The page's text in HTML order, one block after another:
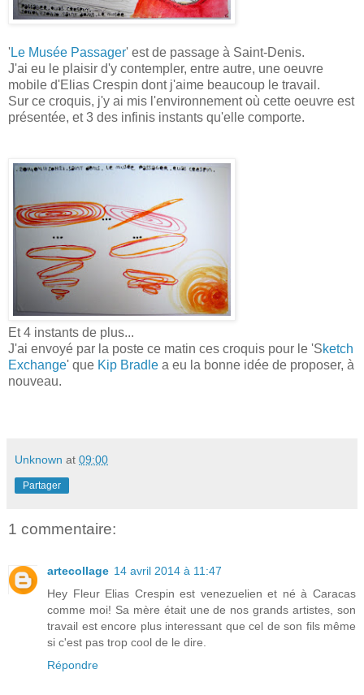
'Le Musée Passager' est de passage à Saint-Denis.
J'ai eu le plaisir d'y contempler, entre autre, une oeuvre
mobile d'Elias Crespin dont j'aime beaucoup le travail.
Sur ce croquis, j'y ai mis l'environnement où cette oeuvre est
présentée, et 3 des infinis instants qu'elle comporte.
Et 4 instants de plus...
J'ai envoyé par la poste ce matin ces croquis pour le 'Sketch
Exchange' que Kip Bradle a eu la bonne idée de proposer, à
nouveau.
Unknown at 09:00
Partager
1 commentaire:
artecollage 14 avril 2014 à 11:47
Hey Fleur Elias Crespin est venezuelien et né à Caracas
comme moi! Sa mère était une de nos grands artistes, son
travail est encore plus interessant que cel de son fils même
si c'est pas trop cool de le dire.
Répondre